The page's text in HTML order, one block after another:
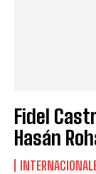
Fidel
Hasán